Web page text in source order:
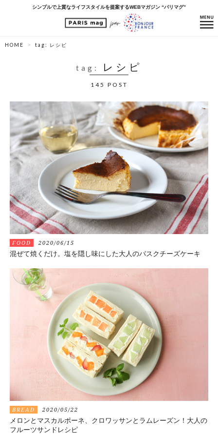
シンプルで上質なライフスタイルを提案するWEBマガジン “パリマグ”
HOME tag: レシピ
tag: レシピ
145 POST
FOOD 2020/06/15
混ぜて焼くだけ。塩を隠し味にした大人のバスクチーズケーキ
BREAD 2020/05/22
メロンとマスカルポーネ、クロワッサンとラムレーズン！大人の
フルーツサンドレシピ